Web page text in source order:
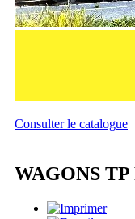
Consulter le catalogue
WAGONS